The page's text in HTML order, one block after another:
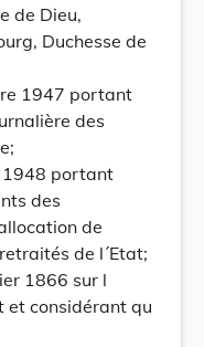
de Dieu,
Duchesse de
1947 portant
des
1948 portant
des
de
de l´Etat;
1866 sur l
et considérant qu